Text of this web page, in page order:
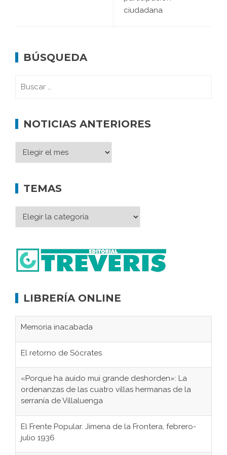
ciudadana
BÚSQUEDA
NOTICIAS ANTERIORES
TEMAS
LIBRERÍA ONLINE
Memoria inacabada
El retorno de Sócrates
«Porque ha auido mui grande deshorden»: La
ordenanzas de las cuatro villas hermanas de la
serranía de Villaluenga
El Frente Popular. Jimena de la Frontera, febrero-
julio 1936